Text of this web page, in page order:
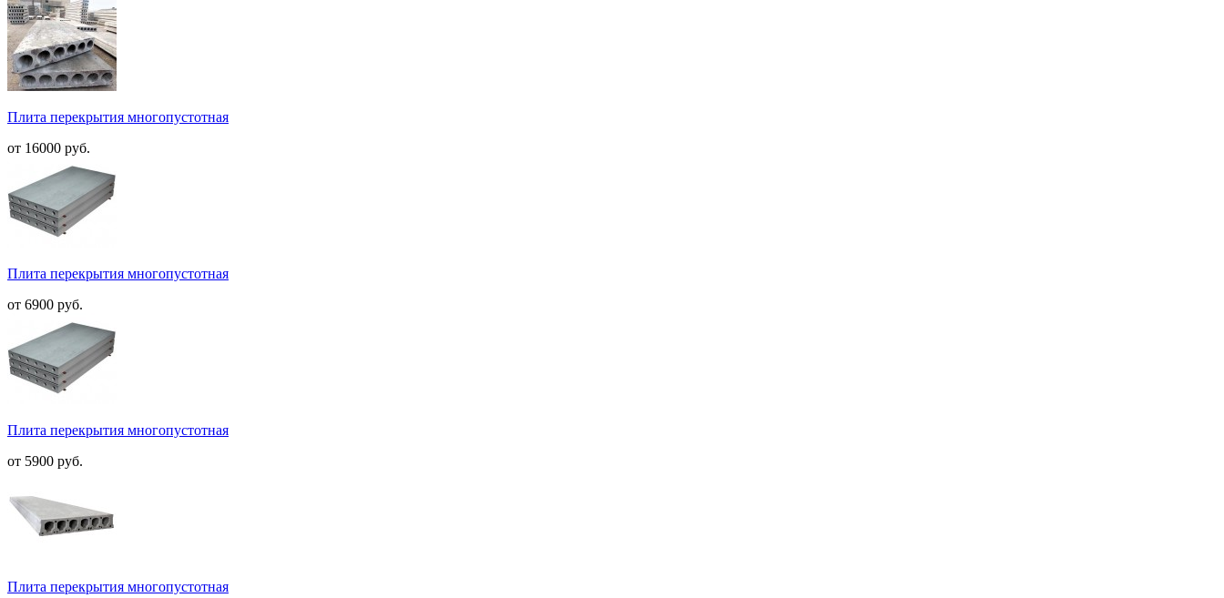
Плита перекрытия многопустотная
от 16000 руб.
Плита перекрытия многопустотная
от 6900 руб.
Плита перекрытия многопустотная
от 5900 руб.
Плита перекрытия многопустотная